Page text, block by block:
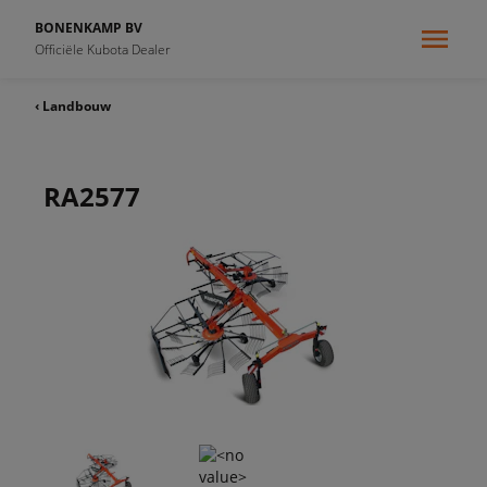
BONENKAMP BV
Officiële Kubota Dealer
‹ Landbouw
RA2577